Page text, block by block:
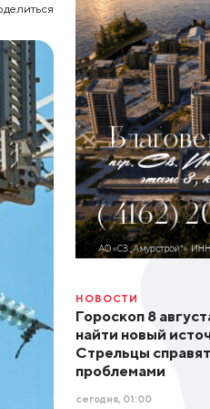
НОВОСТИ
Гороскоп 8
найти новый
Стрельцы
проблемами
сегодня, 01:00